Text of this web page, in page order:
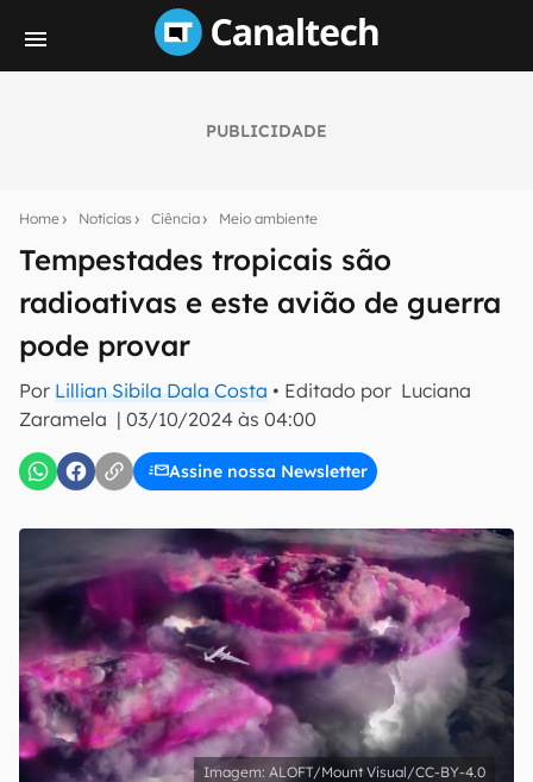
PUBLICIDADE
Home Notícias Ciência Meio ambiente
Tempestades tropicais são
radioativas e este avião de guerra
pode provar
Por Lillian Sibila Dala Costa • Editado por Luciana
Zaramela | 03/10/2024 às 04:00
Assine nossa Newsletter
notícias e reviews sobre tecnologia em primeira
E-mail
inscreva-se
Confirmo que li, aceito e concordo com os Termos de
Uso e Política de Privacidade do Canaltech.
ALOFT/Mount Visual/CC-BY-4.0